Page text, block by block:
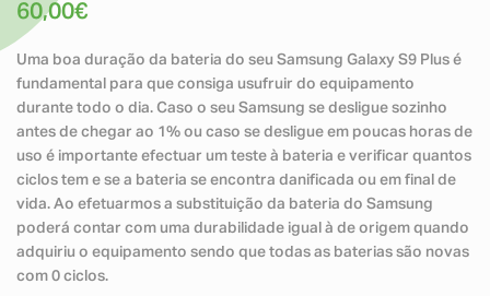
60,00€
Uma boa duração da bateria do seu Samsung Galaxy S9 Plus é
fundamental para que consiga usufruir do equipamento
durante todo o dia. Caso o seu Samsung se desligue sozinho
antes de chegar ao 1% ou caso se desligue em poucas horas de
uso é importante efectuar um teste à bateria e verificar quantos
ciclos tem e se a bateria se encontra danificada ou em final de
vida. Ao efetuarmos a substituição da bateria do Samsung
poderá contar com uma durabilidade igual à de origem quando
adquiriu o equipamento sendo que todas as baterias são novas
com 0 ciclos.